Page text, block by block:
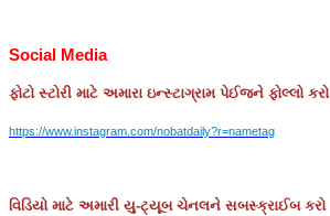
Social Media
ફોટો સ્ટોરી માટે અમારા ઇન્સ્ટાગ્રામ પેઈજને ફોલ્લો કરો
https://www.instagram.com/nobatdaily?r=nametag
વિડિયો માટે અમારી યુ-ટ્યૂબ ચેનલને સબસ્ક્રાઈબ કરો